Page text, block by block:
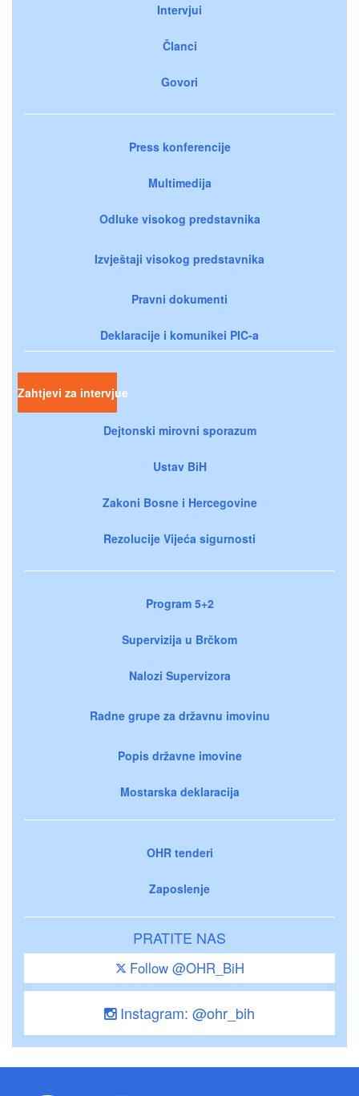
Intervjui
Članci
Govori
Press konferencije
Multimedija
Odluke visokog predstavnika
Izvještaji visokog predstavnika
Pravni dokumenti
Deklaracije i komunikei PIC-a
Zahtjevi za intervjue
Dejtonski mirovni sporazum
Ustav BiH
Zakoni Bosne i Hercegovine
Rezolucije Vijeća sigurnosti
Program 5+2
Supervizija u Brčkom
Nalozi Supervizora
Radne grupe za državnu imovinu
Popis državne imovine
Mostarska deklaracija
OHR tenderi
Zaposlenje
PRATITE NAS
Follow @OHR_BiH
Instagram: @ohr_bih